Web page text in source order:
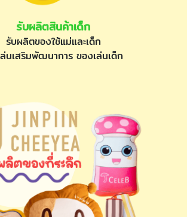
รับผลิตสินค้าเด็ก
รับผลิตของใช้แม่และเด็ก
นเสริมพัฒนาการ ของเล่นเด็ก